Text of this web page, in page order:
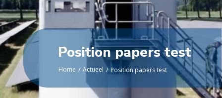
Position papers test
Home / Actueel / Position papers test